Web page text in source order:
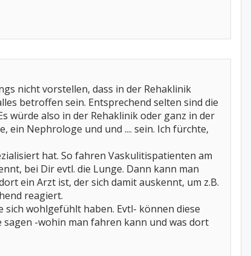
nicht vorstellen, dass in der Rehaklinik
betroffen sein. Entsprechend selten sind die
würde also in der Rehaklinik oder ganz in der
Nephrologe und und .... sein. Ich fürchte,
hat. So fahren Vaskulitispatienten am
bei Dir evtl. die Lunge. Dann kann man
ein Arzt ist, der sich damit auskennt, um z.B.
reagiert.
wohlgefühlt haben. Evtl- können diese
sagen -wohin man fahren kann und was dort